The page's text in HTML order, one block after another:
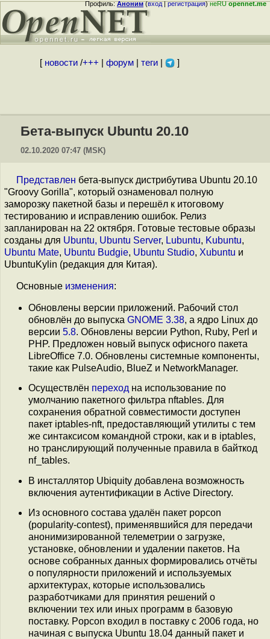
Профиль:Аноним(вход|регистрация)неRUopennet.me
[ новости/+++ форум| теги| ]
Бета-выпуск Ubuntu 20.10
02.10.2020 07:47 (MSK)
Представлен бета-выпуск дистрибутива Ubuntu 20.10
"Groovy Gorilla", который ознаменовал полную
заморозку пакетной базы и перешёл к итоговому
тестированию и исправлению ошибок. Релиз
запланирован на 22 октября. Готовые тестовые образы
созданы для Ubuntu, Ubuntu Server, Lubuntu, Kubuntu,
Ubuntu Mate, Ubuntu Budgie, Ubuntu Studio, Xubuntu и
UbuntuKylin (редакция для Китая).
Основные изменения:
Обновлены версии приложений. Рабочий стол
обновлён до выпуска GNOME 3.38, а ядро Linux до
версии 5.8. Обновлены версии Python, Ruby, Perl и
PHP. Предложен новый выпуск офисного пакета
LibreOffice 7.0. Обновлены системные компоненты,
такие как PulseAudio, BlueZ и NetworkManager.
Осуществлён переход на использование по
умолчанию пакетного фильтра nftables. Для
сохранения обратной совместимости доступен
пакет iptables-nft, предоставляющий утилиты с тем
же синтаксисом командной строки, как и в iptables,
но транслирующий полученные правила в байткод
nf_tables.
В инсталлятор Ubiquity добавлена возможность
включения аутентификации в Active Directory.
Из основного состава удалён пакет popcon
(popularity-contest), применявшийся для передачи
анонимизированной телеметрии о загрузке,
установке, обновлении и удалении пакетов. На
основе собранных данных формировались отчёты
о популярности приложений и используемых
архитектурах, которые использовались
разработчиками для принятия решений о
включении тех или иных программ в базовую
поставку. Popcon входил в поставку c 2006 года, но
начиная с выпуска Ubuntu 18.04 данный пакет и